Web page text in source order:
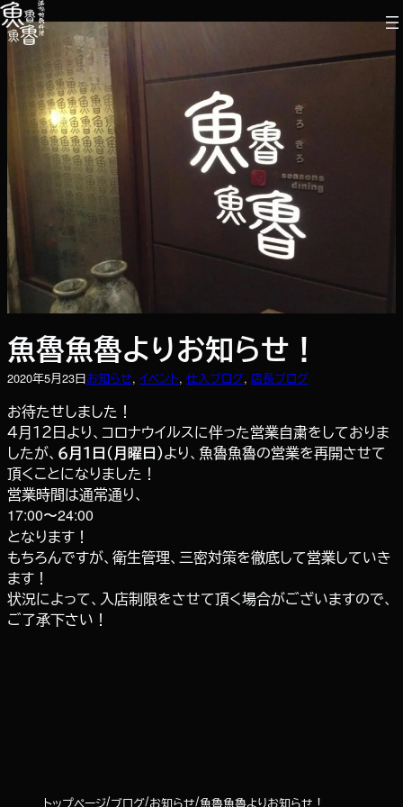
内
容
魚魯魚魯よりお知らせ！
2020年5月23日お知らせ, イベント, 仕入ブログ, 店長ブログ
お待たせしました！
４月１２日より、コロナウイルスに伴った営業自粛をしておりま
したが、 ６月１日（月曜日）より、魚魯魚魯の営業を再開させて
頂くことになりました！
営業時間は通常通り、
17:00〜24:00
となります！
もちろんですが、衛生管理、三密対策を徹底して営業していき
ます！
状況によって、入店制限をさせて頂く場合がございますので、
ご了承下さい！
トップページ ブログ お知らせ 魚魯魚魯よりお知らせ！